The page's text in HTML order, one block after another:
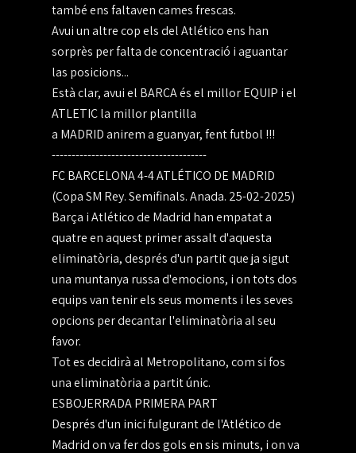
també ens faltaven cames frescas.
Avui un altre cop els del Atlético ens han
sorprès per falta de concentració i aguantar
las posicions...
Està clar, avui el BARÇA és el millor EQUIP i el
ATLETIC la millor plantilla
a MADRID anirem a guanyar, fent futbol !!!
---------------------------------------
FC BARCELONA 4-4 ATLÉTICO DE MADRID
(Copa SM Rey. Semifinals. Anada. 25-02-2025)
Barça i Atlético de Madrid han empatat a
quatre en aquest primer assalt d'aquesta
eliminatòria, després d'un partit que ja sigut
una muntanya russa d'emocions, i on tots dos
equips van tenir els seus moments i les seves
opcions per decantar l'eliminatòria al seu
favor.
Tot es decidirà al Metropolitano, com si fos
una eliminatòria a partit únic.
ESBOJERRADA PRIMERA PART
Després d'un inici fulgurant de l'Atlético de
Madrid on va fer dos gols en sis minuts, i on va